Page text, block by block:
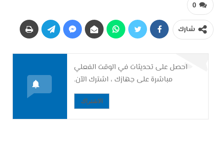
0
شارك
احصل على تحديثات في الوقت الفعلي
مباشرة على جهازك ، اشترك الآن.
الاشتراك